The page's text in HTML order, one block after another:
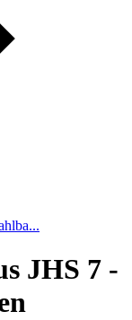
JHS 7 -